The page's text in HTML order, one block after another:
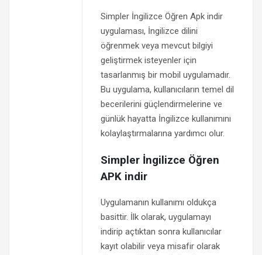
Simpler İngilizce Öğren Apk indir
uygulaması, İngilizce dilini
öğrenmek veya mevcut bilgiyi
geliştirmek isteyenler için
tasarlanmış bir mobil uygulamadır.
Bu uygulama, kullanıcıların temel dil
becerilerini güçlendirmelerine ve
günlük hayatta İngilizce kullanımını
kolaylaştırmalarına yardımcı olur.
Simpler İngilizce Öğren
APK indir
Uygulamanın kullanımı oldukça
basittir. İlk olarak, uygulamayı
indirip açtıktan sonra kullanıcılar
kayıt olabilir veya misafir olarak